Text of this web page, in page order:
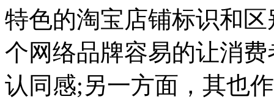
特色的淘宝店铺标识和
个网络品牌容易的让消
认同感;另一方面，其也